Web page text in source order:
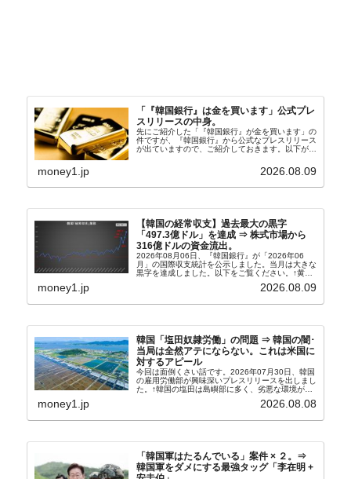
「『韓国銀行』は金を買います」公式プレ
スリリースの中身。
先にご紹介した「『韓国銀行』が金を買います」の
件ですが、『韓国銀行』から公式なプレスリリース
が出ていますので、ご紹介しておきます。以下が全
れ協力体制を構築□『韓国銀行』は、国内生産金の
money1.jp 2026.08.09
【韓国の経常収支】過去最大の黒字
「497.3億ドル」を達成 ⇒ 株式市場から
316億ドルの資金流出。
2026年08月06日、『韓国銀行』が「2026年06
月」の国際収支統計を公示しました。当月は大きな
黒字を達成しました。以下をご覧ください。↑黄色
の経常収支です。2026年06月貿易収支：4...
money1.jp 2026.08.09
韓国「塩田奴隷労働」の問題 ⇒ 韓国の闇･
当局は全然アテにならない。これは米国に
対するアピール
今回は面倒くさい話です。2026年07月30日、韓国
の雇用労働部が興味深いプレスリリースを出しまし
た。↑韓国の塩田は島嶼部に多く、劣悪な環境が一
たといわれます（後述）。これは、いわゆる「塩田
money1.jp 2026.08.08
「韓国軍はたるんでいる」案件 × ２。⇒
韓国軍をダメにする最強タッグ「李在明 +